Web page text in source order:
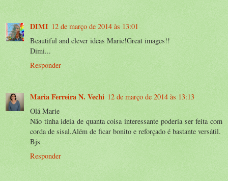
DIMI 12 de março de 2014 às 13:01
Beautiful and clever ideas Marie!Great images!!
Dimi...
Responder
Maria Ferreira N. Vechi 12 de março de 2014 às 13:13
Olá Marie
Não tinha ideia de quanta coisa interessante poderia ser feita com
corda de sisal.Além de ficar bonito e reforçado é bastante versátil.
Bjs
Responder